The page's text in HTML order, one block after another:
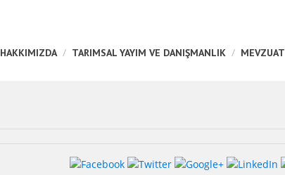
HAKKIMIZDA TARIMSAL YAYIM VE DANIŞMANLIK MEVZUAT